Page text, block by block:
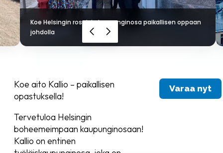
Koe Helsingin rosoisin kaupunginosa paikallisen oppaan
johdolla
Koe aito Kallio – paikallisen
opastuksella!
Tervetuloa Helsingin
boheemeimpaan kaupunginosaan!
Kallio on entinen
Varaa nyt